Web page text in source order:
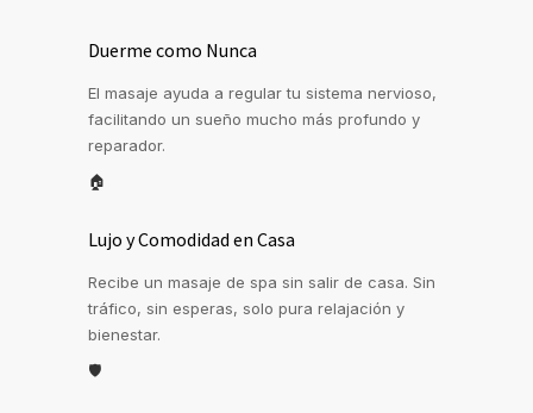
Duerme como Nunca
El masaje ayuda a regular tu sistema nervioso,
facilitando un sueño mucho más profundo y
reparador.
🏠
Lujo y Comodidad en Casa
Recibe un masaje de spa sin salir de casa. Sin
tráfico, sin esperas, solo pura relajación y
bienestar.
🛡️